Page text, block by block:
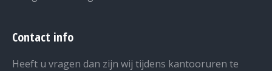
Contact info
Heeft u vragen dan zijn wij tijdens kantooruren te